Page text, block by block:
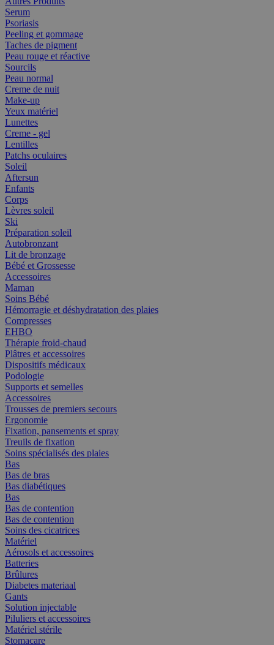
Serum
Psoriasis
Peeling et gommage
Taches de pigment
Peau rouge et réactive
Sourcils
Peau normal
Creme de nuit
Make-up
Yeux matériel
Lunettes
Creme - gel
Lentilles
Patchs oculaires
Soleil
Aftersun
Enfants
Corps
Lèvres soleil
Ski
Préparation soleil
Autobronzant
Lit de bronzage
Bébé et Grossesse
Accessoires
Maman
Soins Bébé
Hémorragie et déshydratation des plaies
Compresses
EHBO
Thérapie froid-chaud
Plâtres et accessoires
Dispositifs médicaux
Podologie
Supports et semelles
Accessoires
Trousses de premiers secours
Ergonomie
Fixation, pansements et spray
Treuils de fixation
Soins spécialisés des plaies
Bas
Bas de bras
Bas diabétiques
Bas
Bas de contention
Bas de contention
Soins des cicatrices
Matériel
Aérosols et accessoires
Batteries
Brûlures
Diabetes materiaal
Gants
Solution injectable
Piluliers et accessoires
Matériel stérile
Stomacare